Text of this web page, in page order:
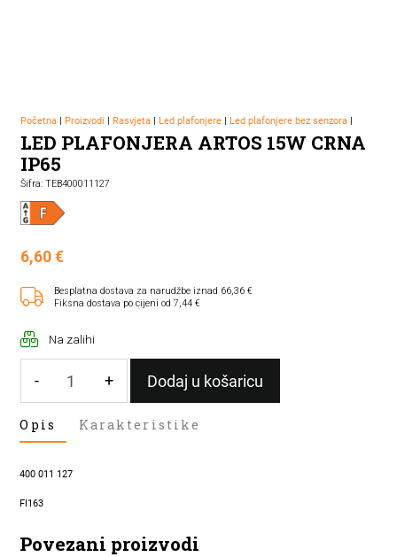
Početna| Proizvodi | Rasvjeta| Led plafonjere| Led plafonjere bez senzora|
LED PLAFONJERA ARTOS 15W CRNA
IP65
Šifra: TEB400011127
6,60€
Besplatna dostava za narudžbe iznad 66,36 €
Fiksna dostava po cijeni od 7,44 €
Na zalihi
-
PLAFONJERA
IP65
+ Dodaj u košaricu
Opis Karakteristike
400 011 127
FI163
Povezani proizvodi